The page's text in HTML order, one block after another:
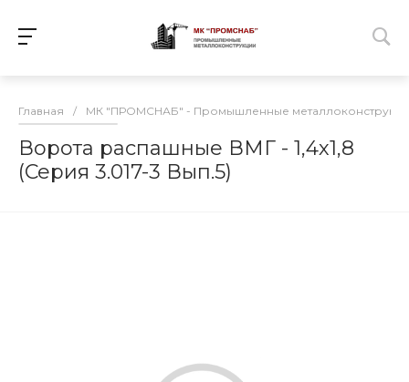
Главная / МК "ПРОМСНАБ" - Промышленные
Ворота распашные ВМГ - 1,4х1,8
(Серия 3.017-3 Вып.5)